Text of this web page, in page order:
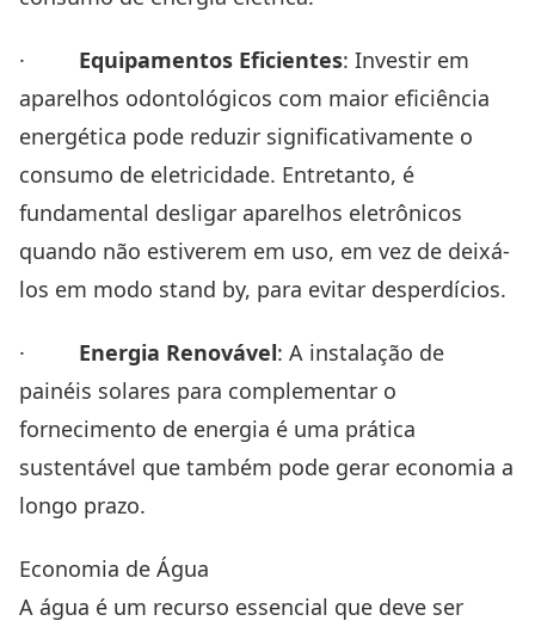
· Equipamentos Eficientes: Investir em
aparelhos odontológicos com maior eficiência
energética pode reduzir significativamente o
consumo de eletricidade. Entretanto, é
fundamental desligar aparelhos eletrônicos
quando não estiverem em uso, em vez de deixá-
los em modo stand by, para evitar desperdícios.
· Energia Renovável: A instalação de
painéis solares para complementar o
fornecimento de energia é uma prática
sustentável que também pode gerar economia a
longo prazo.
Economia de Água
A água é um recurso essencial que deve ser